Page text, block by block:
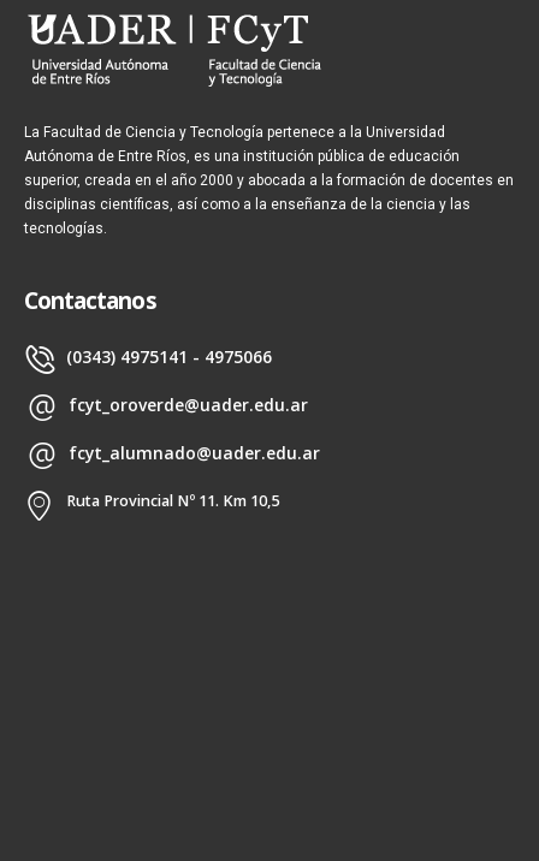
La Facultad de Ciencia y Tecnología pertenece a la Universidad
Autónoma de Entre Ríos, es una institución pública de educación
superior, creada en el año 2000 y abocada a la formación de docentes en
disciplinas científicas, así como a la enseñanza de la ciencia y las
tecnologías.
Contactanos
(0343) 4975141 - 4975066
fcyt_oroverde@uader.edu.ar
fcyt_alumnado@uader.edu.ar
Ruta Provincial Nº 11. Km 10,5